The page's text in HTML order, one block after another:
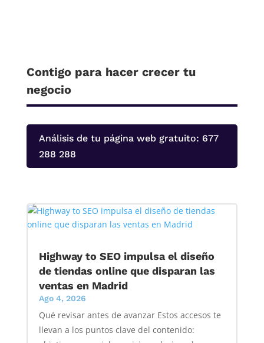
Contigo para hacer crecer tu
negocio
Análisis de tu página web gratuito: 677
288 288
Highway to SEO impulsa el diseño
de tiendas online que disparan las
ventas en Madrid
Ago 4, 2026
Qué revisar antes de avanzar Estos accesos te
llevan a los puntos clave del contenido: